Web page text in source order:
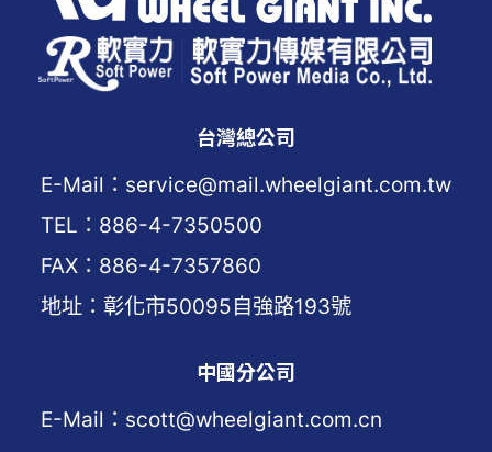
台灣總公司
E-Mail：service@mail.wheelgiant.com.tw
TEL：886-4-7350500
FAX：886-4-7357860
地址：彰化市50095自強路193號
中國分公司
E-Mail：scott@wheelgiant.com.cn